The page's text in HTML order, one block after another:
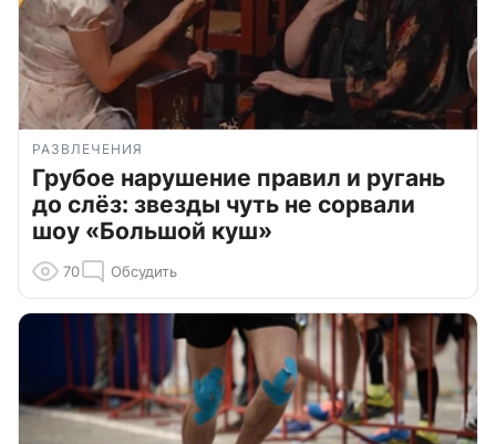
РАЗВЛЕЧЕНИЯ
Грубое нарушение правил и ругань
до слёз: звезды чуть не сорвали
шоу «Большой куш»
70 Обсудить